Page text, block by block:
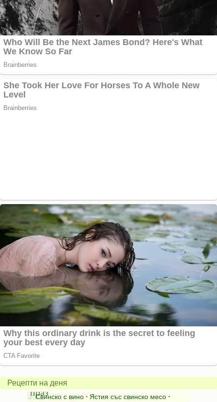
Рецепти на деня
Свинско
с
праз
Свинско с вино ⋅ Ястия със свинско месо ⋅
с
яйца